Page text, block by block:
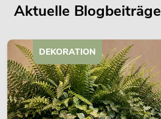
Aktuelle Blogbeiträge
DEKORATION